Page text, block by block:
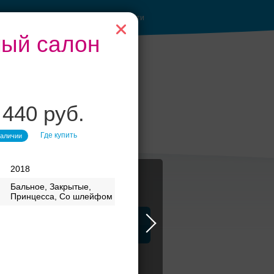
салон
руб.
Где купить
2018
Бальное, Закрытые,
Принцесса, Со шлейфом
Войти
залы до
50 гостей
стиль